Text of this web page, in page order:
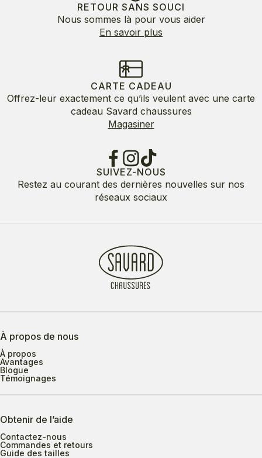
RETOUR SANS SOUCI
Nous sommes là pour vous aider
En savoir plus
CARTE CADEAU
Offrez-leur exactement ce qu’ils veulent avec une carte
cadeau Savard chaussures
Magasiner
SUIVEZ-NOUS
Restez au courant des dernières nouvelles sur nos
réseaux sociaux
À propos de nous
À propos
Avantages
Blogue
Témoignages
Obtenir de l’aide
Contactez-nous
Commandes et retours
Guide des tailles